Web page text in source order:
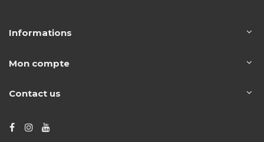
Informations
Mon compte
Contact us